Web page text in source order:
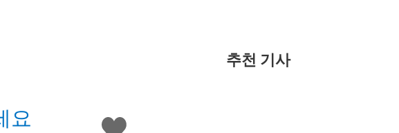
좋
요
추천 기사